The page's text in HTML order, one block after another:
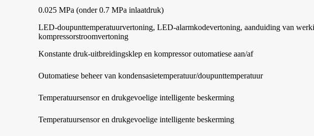
0.025 MPa (onder 0.7 MPa inlaatdruk)
LED-doupunttemperatuurvertoning, LED-alarmkodevertoning, aanduiding van
kompressorstroomvertoning
Konstante druk-uitbreidingsklep en kompressor outomatiese aan/af
Outomatiese beheer van kondensasietemperatuur/doupunttemperatuur
Temperatuursensor en drukgevoelige intelligente beskerming
Temperatuursensor en drukgevoelige intelligente beskerming